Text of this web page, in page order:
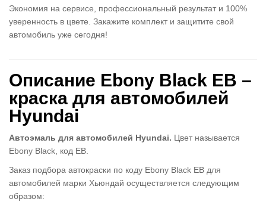
Экономия на сервисе, профессиональный результат и 100%
уверенность в цвете. Закажите комплект и защитите свой
автомобиль уже сегодня!
Описание Ebony Black EB –
краска для автомобилей
Hyundai
Автоэмаль для автомобилей Hyundai. Цвет называется
Ebony Black, код EB.
Заказ подбора автокраски по коду Ebony Black EB для
автомобилей марки Хьюндай осуществляется следующим
образом: